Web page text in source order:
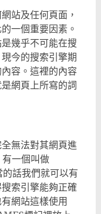
站及任何頁面，
一個重要因素。
幾乎不可能在搜
今的搜索引擎期
容。這裡的內容
網頁上所寫的詞
無法對其網頁進
一個叫做
話我們就可以有
索引擎能夠正確
網站這樣使用